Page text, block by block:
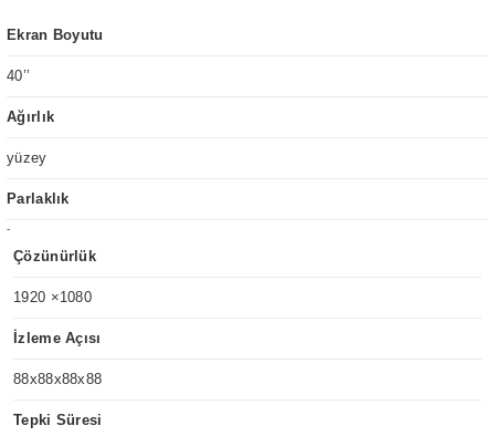
Ekran Boyutu
40’’
Ağırlık
yüzey
Parlaklık
-
Çözünürlük
1920 ×1080
İzleme Açısı
88x88x88x88
Tepki Süresi